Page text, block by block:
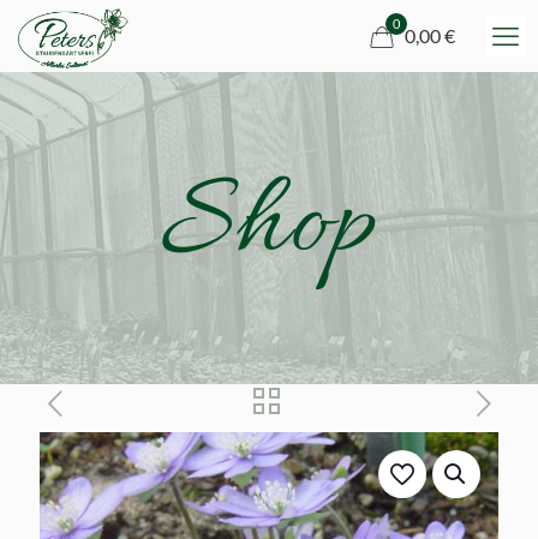
0
0,00 €
Shop